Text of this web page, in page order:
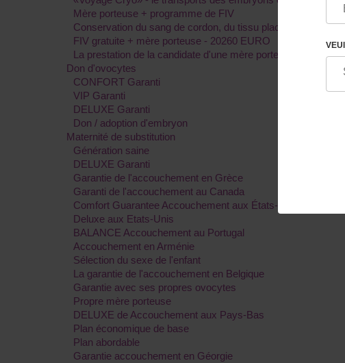
Mère porteuse + programme de FIV
Conservation du sang de cordon, du tissu placentaire
FIV gratuite + mère porteuse - 20260 EURO
La prestation de la candidate d'une mère porteuse
Don d'ovocytes
CONFORT Garanti
VIP Garanti
DELUXE Garanti
Don / adoption d'embryon
Maternité de substitution
Génération saine
DELUXE Garanti
Garantie de l'accouchement en Grèce
Garanti de l'accouchement au Canada
Comfort Guarantee Accouchement aux États-Unis
Deluxe aux Etats-Unis
BALANCE Accouchement au Portugal
Accouchement en Arménie
Sélection du sexe de l'enfant
La garantie de l'accouchement en Belgique
Garantie avec ses propres ovocytes
Propre mère porteuse
DELUXE de Accouchement aux Pays-Bas
Plan économique de base
Plan abordable
Garantie accouchement en Géorgie